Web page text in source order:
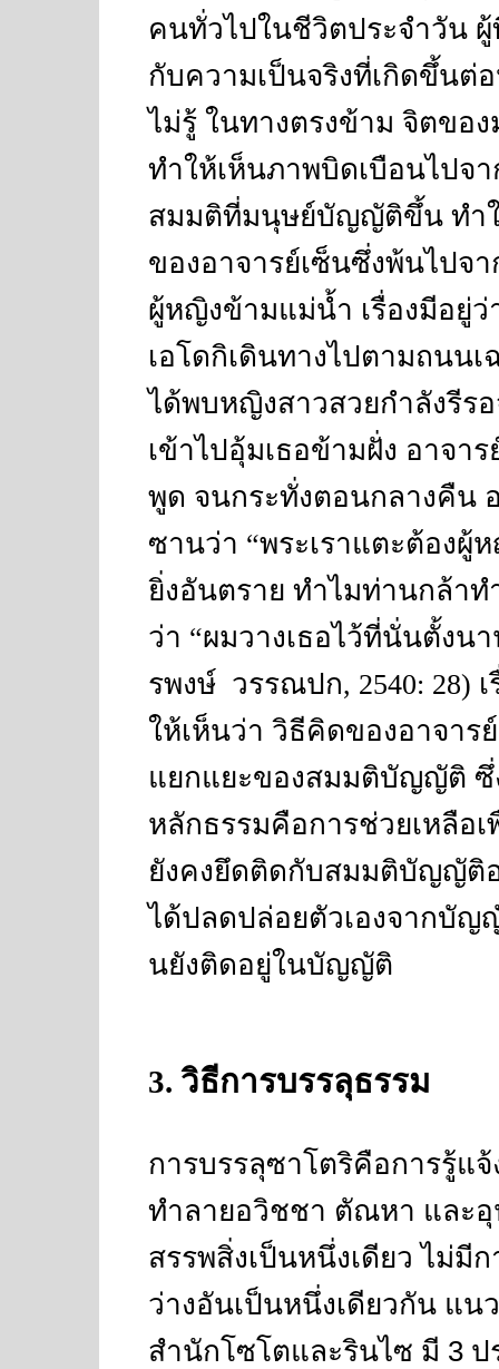
คนทั่วไปในชีวิตประจำวัน ผู้
กับความเป็นจริงที่เกิดขึ้นต่
ไม่รู้ ในทางตรงข้าม จิตขอ
ทำให้เห็นภาพบิดเบือนไปจ
สมมติที่มนุษย์บัญญัติขึ้น ทำใ
ของอาจารย์เซ็นซึ่งพ้นไป
ผู้หญิงข้ามแม่น้ำ เรื่องมีอยู่
เอโดกิเดินทางไปตามถนน
ได้พบหญิงสาวสวยกำลังรีร
เข้าไปอุ้มเธอข้ามฝั่ง อาจา
พูด จนกระทั่งตอนกลางคืน
ซานว่า “พระเราแตะต้องผู้
ยิ่งอันตราย ทำไมท่านกล้า
ว่า “ผมวางเธอไว้ที่นั่นตั้งน
รพงษ์ วรรณปก, 2540: 28)
ให้เห็นว่า วิธีคิดของอาจา
แยกแยะของสมมติบัญญัติ
หลักธรรมคือการช่วยเหลือ
ยังคงยึดติดกับสมมติบัญญัติ
ได้ปลดปล่อยตัวเองจากบัญ
นยังติดอยู่ในบัญญัติ
3. วิธีการบรรลุธรรม
การบรรลุซาโตริคือการรู้แ
ทำลายอวิชชา ตัณหา และ
สรรพสิ่งเป็นหนึ่งเดียว ไม่มี
ว่างอันเป็นหนึ่งเดียวกัน แน
สำนักโซโตและรินไซ มี 3 ป